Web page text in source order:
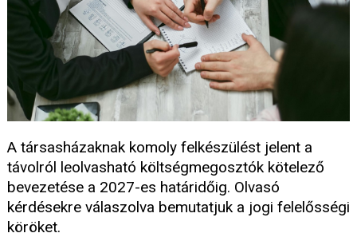
A társasházaknak komoly felkészülést jelent a
távolról leolvasható költségmegosztók kötelező
bevezetése a 2027-es határidőig. Olvasó
kérdésekre válaszolva bemutatjuk a jogi felelősségi
köröket.